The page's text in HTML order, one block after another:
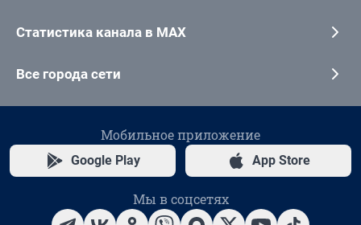
Статистика канала в MAX
Все города сети
Мобильное приложение
Google Play App Store
Мы в соцсетях